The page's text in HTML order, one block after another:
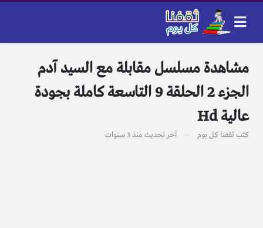
مشاهدة مسلسل مقابلة مع السيد آدم
الجزء 2 الحلقة 9 التاسعة كاملة بجودة
عالية Hd
كتبثقفنا كل يوم آخر تحديث منذ 3 سنوات